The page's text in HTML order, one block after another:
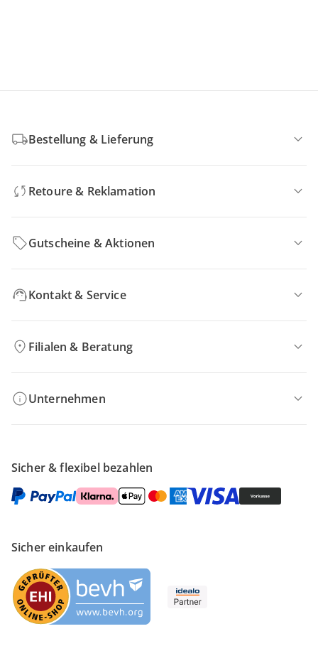
Bestellung & Lieferung
Retoure & Reklamation
Gutscheine & Aktionen
Kontakt & Service
Filialen & Beratung
Unternehmen
Sicher & flexibel bezahlen
Sicher einkaufen